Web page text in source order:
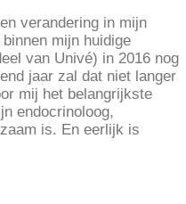
verandering in mijn
mijn huidige
van Univé) in 2016 nog
jaar zal dat niet langer
mij het belangrijkste
endocrinoloog,
is. En eerlijk is